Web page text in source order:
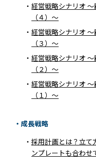
経営戦略シナリオ
（４）～
経営戦略シナリオ
（３）～
経営戦略シナリオ
（２）～
経営戦略シナリオ
（１）～
成長戦略
採用計画とは？立て
ンプレートも合わせ